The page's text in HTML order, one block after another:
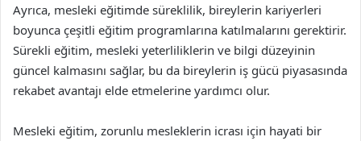
Ayrıca, mesleki eğitimde süreklilik, bireylerin kariyerleri
boyunca çeşitli eğitim programlarına katılmalarını gerektirir.
Sürekli eğitim, mesleki yeterliliklerin ve bilgi düzeyinin
güncel kalmasını sağlar, bu da bireylerin iş gücü piyasasında
rekabet avantajı elde etmelerine yardımcı olur.
Mesleki eğitim, zorunlu mesleklerin icrası için hayati bir